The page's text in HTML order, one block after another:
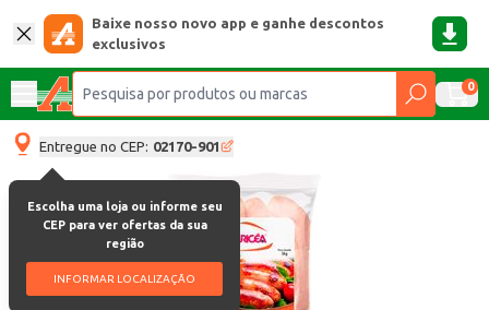
Baixe nosso novo app e ganhe descontos
exclusivos
0
Entregue no CEP: 02170-901
Escolha uma loja ou informe seu
CEP para ver ofertas da sua
região
INFORMAR LOCALIZAÇÃO